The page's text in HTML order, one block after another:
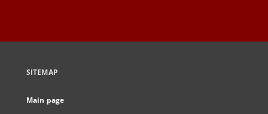
SITEMAP
Main page